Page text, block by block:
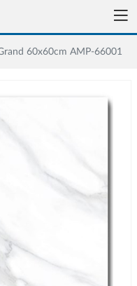
60x60cm AMP-66001